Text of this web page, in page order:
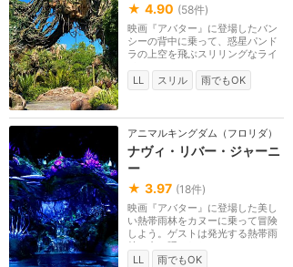
★ 4.90 (58件)
映画『アバター』に登場したバン
シーの背中に乗って、惑星パンド
ラの上空を飛ぶスリリングなライ
LL
スリル 雨でもOK
アニマルキングダム（フロリダ）
ナヴィ・リバー・ジャーニ
ー
★ 3.97 (18件)
映画『アバター』に登場した美し
い熱帯雨林をカヌーに乗って冒険
しよう。ゲストは発光する熱帯雨
林の中に隠された...
LL
雨でもOK